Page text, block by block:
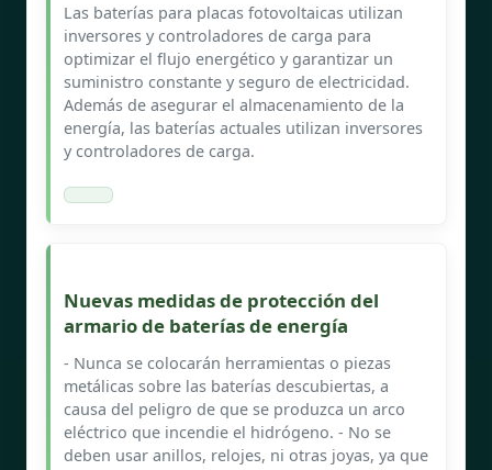
Las baterías para placas fotovoltaicas utilizan
inversores y controladores de carga para
optimizar el flujo energético y garantizar un
suministro constante y seguro de electricidad.
Además de asegurar el almacenamiento de la
energía, las baterías actuales utilizan inversores
y controladores de carga.
Nuevas medidas de protección del
armario de baterías de energía
- Nunca se colocarán herramientas o piezas
metálicas sobre las baterías descubiertas, a
causa del peligro de que se produzca un arco
eléctrico que incendie el hidrógeno. - No se
deben usar anillos, relojes, ni otras joyas, ya que